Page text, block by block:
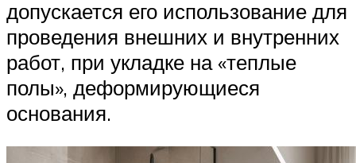
допускается его использование для
проведения внешних и внутренних
работ, при укладке на «теплые
полы», деформирующиеся
основания.